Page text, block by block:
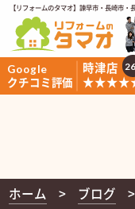
【リフォームのタマオ】諫早市・長崎市
Google
クチコミ評価
時津店
ホーム ブログ